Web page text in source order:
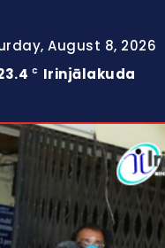
August 8, 2026
C Irinjālakuda